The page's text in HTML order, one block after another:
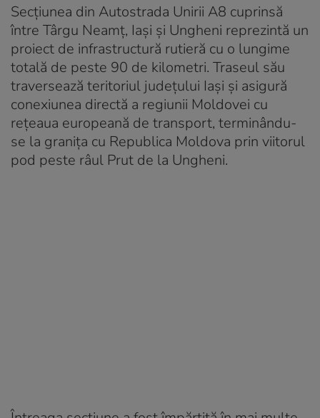
Secțiunea din Autostrada Unirii A8 cuprinsă
între Târgu Neamț, Iași și Ungheni reprezintă un
proiect de infrastructură rutieră cu o lungime
totală de peste 90 de kilometri. Traseul său
traversează teritoriul județului Iași și asigură
conexiunea directă a regiunii Moldovei cu
rețeaua europeană de transport, terminându-
se la granița cu Republica Moldova prin viitorul
pod peste râul Prut de la Ungheni.